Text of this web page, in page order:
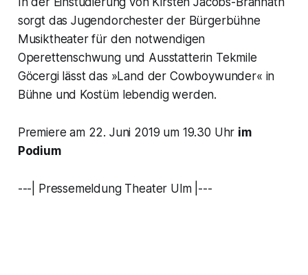
sorgt das Jugendorchester der Bürgerbühne
Musiktheater für den notwendigen
Operettenschwung und Ausstatterin Tekmile
Göcergi lässt das »Land der Cowboywunder« in
Bühne und Kostüm lebendig werden.
Premiere am 22. Juni 2019 um 19.30 Uhr im
Podium
---| Pressemeldung Theater Ulm |---